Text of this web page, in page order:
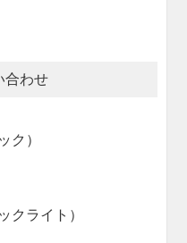
合わせ
ク）
クライト）